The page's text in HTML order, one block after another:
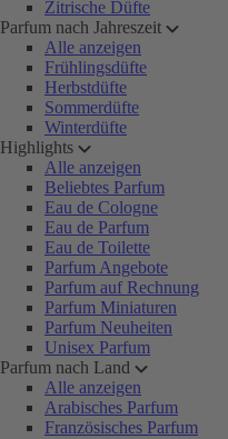
Zitrische Düfte
Parfum nach Jahreszeit
Alle anzeigen
Frühlingsdüfte
Herbstdüfte
Sommerdüfte
Winterdüfte
Highlights
Alle anzeigen
Beliebtes Parfum
Eau de Cologne
Eau de Parfum
Eau de Toilette
Parfum Angebote
Parfum auf Rechnung
Parfum Miniaturen
Parfum Neuheiten
Unisex Parfum
Parfum nach Land
Alle anzeigen
Arabisches Parfum
Französisches Parfum